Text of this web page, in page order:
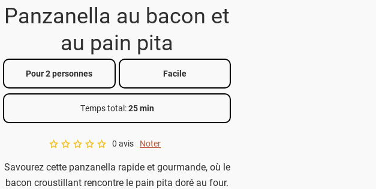
Panzanella au bacon et
au pain pita
Pour 2 personnes Facile
Temps total:25 min
A star rating of 0 out of 5.
0 avis Noter
Savourez cette panzanella rapide et gourmande, où le
bacon croustillant rencontre le pain pita doré au four.